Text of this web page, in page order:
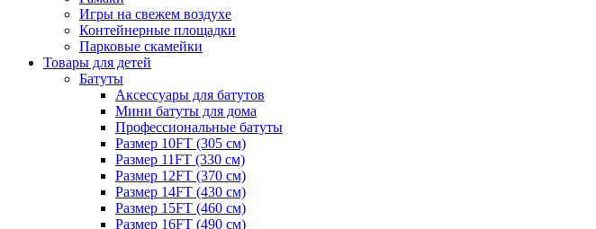
Игры на свежем воздухе
Контейнерные площадки
Парковые скамейки
Товары для детей
Батуты
Аксессуары для батутов
Мини батуты для дома
Профессиональные батуты
Размер 10FT (305 см)
Размер 11FT (330 см)
Размер 12FT (370 см)
Размер 14FT (430 см)
Размер 15FT (460 см)
Размер 16FT (490 см)